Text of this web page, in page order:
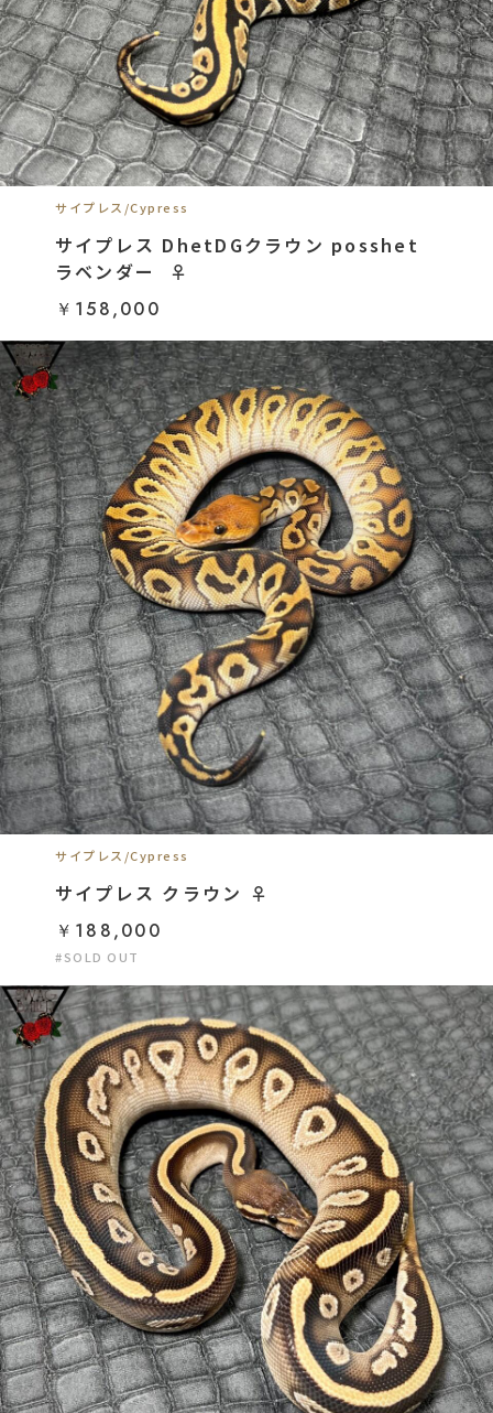
サイプレス/Cypress
サイプレス DhetDGクラウン posshet
ラベンダー ︎︎ ♀
￥158,000
サイプレス/Cypress
サイプレス クラウン ♀
￥188,000
#SOLD OUT